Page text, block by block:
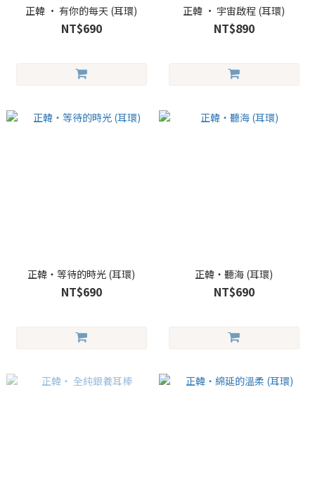
正韓 • 有你的每天 (耳環)
NT$690
正韓 • 宇宙啟程 (耳環)
NT$890
正韓・等待的時光 (耳環)
NT$690
正韓・聽海 (耳環)
NT$690